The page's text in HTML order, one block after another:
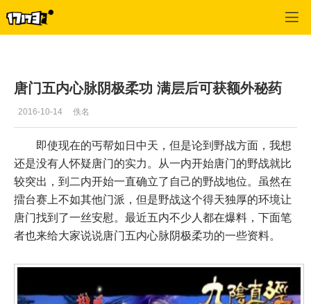
唐门五内心脉阴极柔功 满层后可获额外秘药
2016-10-14 佚名
即使现在的丐帮如日中天，但是论到野战方面，我想
还是没有人怀疑唐门的实力。从一内开始唐门的野战就比
较突出，到二内开始一直确立了自己的野战地位。虽然在
擂台赛上不如其他门派，但是野战这个得天独厚的环境让
唐门找到了一丝安慰。最近五内不少人都在爆料，下面笔
者也来给大家说说唐门五内心脉阴极柔功的一些资料。